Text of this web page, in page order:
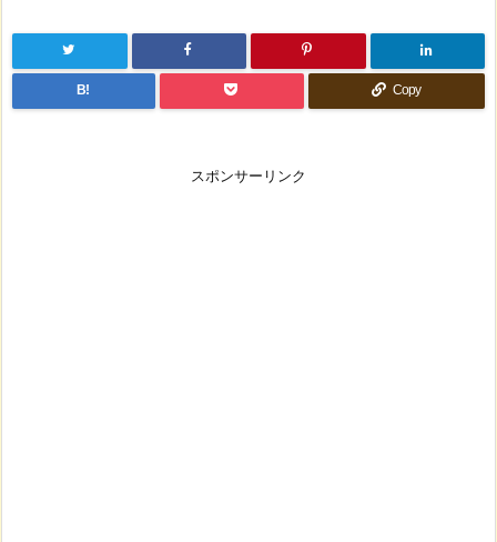
B! Copy
スポンサーリンク